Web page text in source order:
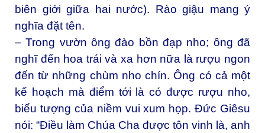
biên giới giữa hai nước). Rào giậu mang ý
nghĩa đặt tên.
– Trong vườn ông đào bồn đạp nho; ông đã
nghĩ đến hoa trái và xa hơn nữa là rượu ngon
đến từ những chùm nho chín. Ông có cả một
kế hoạch mà điểm tới là có được rượu nho,
biểu tượng của niềm vui xum họp. Đức Giêsu
nói: “Điều làm Chúa Cha được tôn vinh là, anh